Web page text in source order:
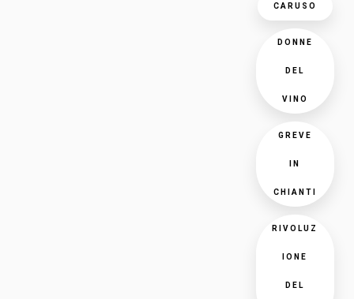
CARUSO
DONNE
DEL
VINO
GREVE
IN
CHIANTI
RIVOLUZ
IONE
DEL